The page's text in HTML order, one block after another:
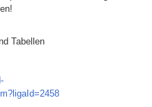
Tabellen